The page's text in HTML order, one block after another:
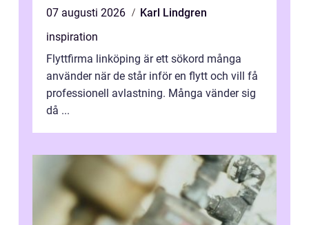
07 augusti 2026
Karl Lindgren
inspiration
Flyttfirma linköping är ett sökord många
använder när de står inför en flytt och vill få
professionell avlastning. Många vänder sig
då ...